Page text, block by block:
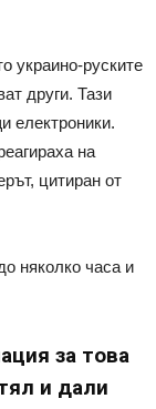
украино-руските
други. Тази
електроники.
на
цитиран от
няколко часа и
за това
и дали